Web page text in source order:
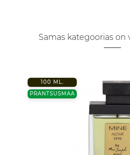
Samas kategoorias on
100 ML.
PRANTSUSMAA